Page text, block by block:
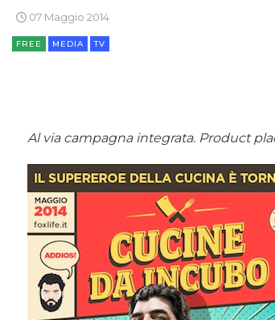
07 Maggio 2014
FREE MEDIA TV
Al via campagna integrata. Product